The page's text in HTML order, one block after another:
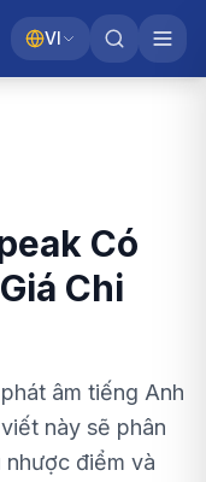
VI
Có
Chi
âm tiếng Anh
này sẽ phân
điểm và